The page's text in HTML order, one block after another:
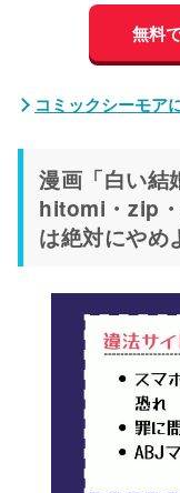
無料
コミックシーモア
漫画「白い結
hitomi・zip
は絶対にやめ